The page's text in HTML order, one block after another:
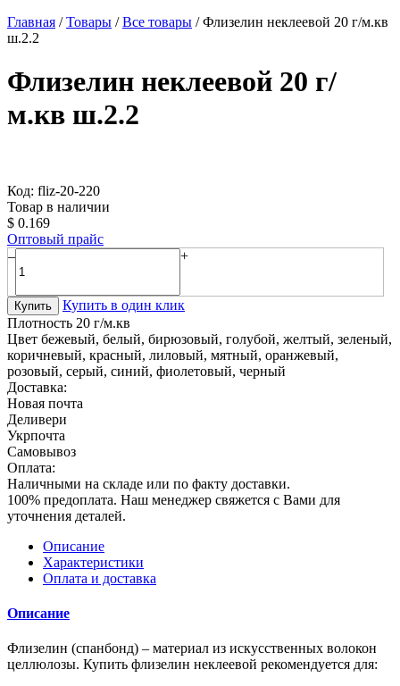
Главная /Товары /Все товары /Флизелин неклеевой 20 г/м.кв
ш.2.2
Флизелин неклеевой 20 г/
м.кв ш.2.2
Код: fliz-20-220
Товар в наличии
$ 0.169
Оптовый прайс
–
+
Купить
Купить в один клик
Плотность 20 г/м.кв
Цвет бежевый, белый, бирюзовый, голубой, желтый, зеленый,
коричневый, красный, лиловый, мятный, оранжевый,
розовый, серый, синий, фиолетовый, черный
Доставка:
Новая почта
Деливери
Укрпочта
Самовывоз
Оплата:
Наличными на складе или по факту доставки.
100% предоплата. Наш менеджер свяжется с Вами для
уточнения деталей.
Описание
Характеристики
Оплата и доставка
Описание
Флизелин (спанбонд) – материал из искусственных волокон
целлюлозы. Купить флизелин неклеевой рекомендуется для: